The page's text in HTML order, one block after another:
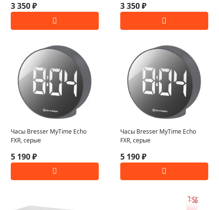
3 350 ₽ 3 350 ₽
Часы Bresser MyTime Echo
FXR, серые
5 190 ₽
Часы Bresser MyTime Echo
FXR, серые
5 190 ₽